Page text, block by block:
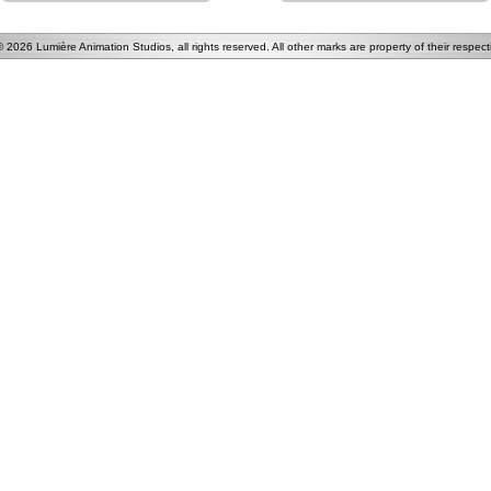
2026 Lumière Animation Studios, all rights reserved. All other marks are property of their